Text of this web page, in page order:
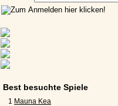
Best besuchte Spiele
1 Mauna Kea